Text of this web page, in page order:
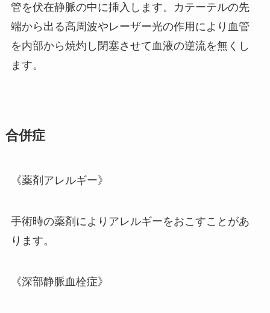
管を伏在静脈の中に挿入します。カテーテルの先
端から出る高周波やレーザー光の作用により血管
を内部から焼灼し閉塞させて血液の逆流を無くし
ます。
合併症
《薬剤アレルギー》
手術時の薬剤によりアレルギーをおこすことがあ
ります。
《深部静脈血栓症》